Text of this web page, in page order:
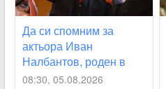
Да си спомним за
актьора Иван
Налбантов, роден в
Карловско на днешната
08:30, 05.08.2026